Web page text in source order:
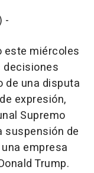
-
este miércoles
decisiones
de una disputa
expresión,
Supremo
suspensión de
empresa
Trump.